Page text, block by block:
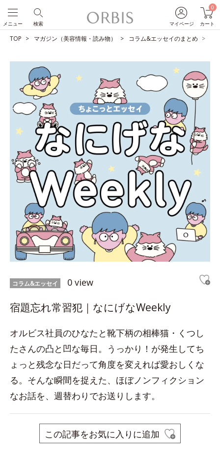
マイページ
0
カート
検索
メニュー
TOP マガジン（美容情報・読み物） コラム&エッセイのまとめ
コラム&エッセイ 0 view
宿題忘れ常習犯｜なにげなWeekly
オルビス社員のひなたと靴下柄の相棒猫・くつし
たさんの凸と凹な毎日。うっかり！が発生してち
ょっと残念な日だって角度を変えれば愛おしくな
る。そんな瞬間を捉えた、ほぼノンフィクション
なお話を、週替わりでお送りします。
この記事をお気に入りに追加